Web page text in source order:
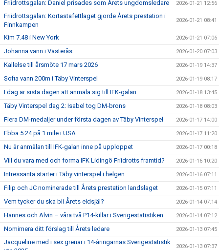
Friidrottsgalan: Daniel prisades som Årets ungdomsledare 2026-01-21 12:56
Friidrottsgalan: Kortastafettlaget gjorde Årets prestation i
Finnkampen
2026-01-21 08:41
Kim 7.48 i New York 2026-01-21 07:06
Johanna vann i Västerås 2026-01-20 07:03
Kallelse till årsmöte 17 mars 2026 2026-01-19 14:37
Sofia vann 200m i Täby Vinterspel 2026-01-19 08:17
I dag är sista dagen att anmäla sig till IFK-galan 2026-01-18 13:45
Täby Vinterspel dag 2: Isabel tog DM-brons 2026-01-18 08:03
Flera DM-medaljer under första dagen av Täby Vinterspel 2026-01-17 14:00
Ebba 5:24 på 1 mile i USA 2026-01-17 11:20
Nu är anmälan till IFK-galan inne på upploppet 2026-01-17 00:18
Vill du vara med och forma IFK Lidingö Friidrotts framtid? 2026-01-16 10:20
Intressanta starter i Täby vinterspel i helgen 2026-01-16 07:11
Filip och JC nominerade till Årets prestation landslaget 2026-01-15 07:11
Vem tycker du ska bli Årets eldsjäl? 2026-01-14 07:14
Hannes och Alvin – våra två P14-killar i Sverigestatistiken 2026-01-14 07:12
Nomimera ditt förslag till Årets ledare 2026-01-13 07:45
Jacqueline med i sex grenar i 14-åringarnas Sverigestatistik
2026-01-13 07:37